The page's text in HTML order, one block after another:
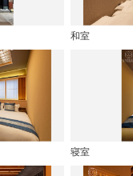
和室
寝室